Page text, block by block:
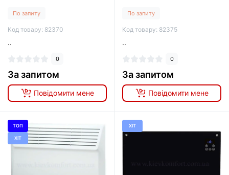
По запиту
Код товару: 82370
..
0
За запитом
Повідомити мене
По запиту
Код товару: 82375
..
0
За запитом
Повідомити мене
ТОП
ХІТ
ХІТ